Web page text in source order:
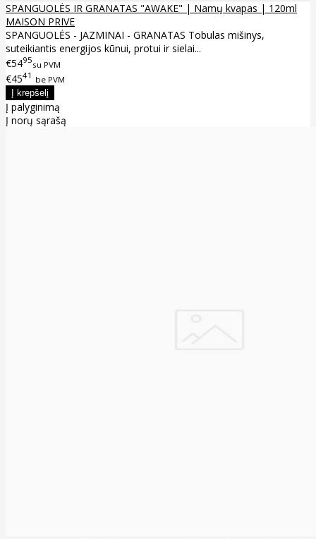
SPANGUOLĖS IR GRANATAS "AWAKE" | Namų kvapas | 120ml
MAISON PRIVE
SPANGUOLĖS - JAZMINAI - GRANATAS Tobulas mišinys,
suteikiantis energijos kūnui, protui ir sielai...
€5495su PVM
€4541 be PVM
Į palyginimą
Į norų sąrašą